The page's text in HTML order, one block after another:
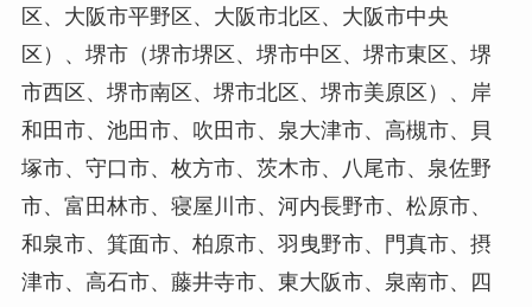
区、大阪市平野区、大阪市北区、大阪市中央
区）、堺市（堺市堺区、堺市中区、堺市東区、堺
市西区、堺市南区、堺市北区、堺市美原区）、岸
和田市、池田市、吹田市、泉大津市、高槻市、貝
塚市、守口市、枚方市、茨木市、八尾市、泉佐野
市、富田林市、寝屋川市、河内長野市、松原市、
和泉市、箕面市、柏原市、羽曳野市、門真市、摂
津市、高石市、藤井寺市、東大阪市、泉南市、四